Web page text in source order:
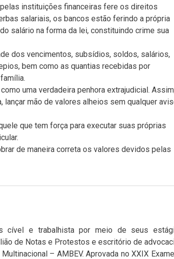
instituições financeiras fere os direitos
salariais, os bancos estão ferindo a própria
salário na forma da lei, constituindo crime sua
dos vencimentos, subsídios, soldos, salários,
bem como as quantias recebidas por
uma verdadeira penhora extrajudicial.
lançar mão de valores alheios sem qualquer
que tem força para executar suas próprias
de maneira correta os valores devidos pelas
cível e trabalhista por meio de seus
de Notas e Protestos e escritório de
– AMBEV. Aprovada no XXIX